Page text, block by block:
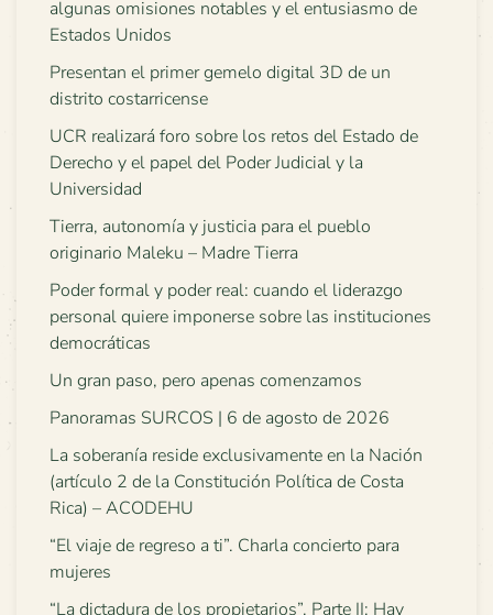
algunas omisiones notables y el entusiasmo de
Estados Unidos
Presentan el primer gemelo digital 3D de un
distrito costarricense
UCR realizará foro sobre los retos del Estado de
Derecho y el papel del Poder Judicial y la
Universidad
Tierra, autonomía y justicia para el pueblo
originario Maleku – Madre Tierra
Poder formal y poder real: cuando el liderazgo
personal quiere imponerse sobre las instituciones
democráticas
Un gran paso, pero apenas comenzamos
Panoramas SURCOS | 6 de agosto de 2026
La soberanía reside exclusivamente en la Nación
(artículo 2 de la Constitución Política de Costa
Rica) – ACODEHU
“El viaje de regreso a ti”. Charla concierto para
mujeres
“La dictadura de los propietarios”. Parte II: Hay